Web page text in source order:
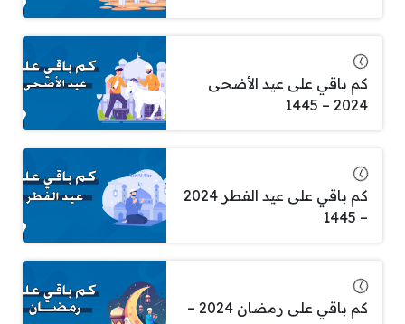
كم باقي على عيد الأضحى
2024 – 1445
كم باقي على عيد الفطر 2024
– 1445
كم باقي على رمضان 2024 –